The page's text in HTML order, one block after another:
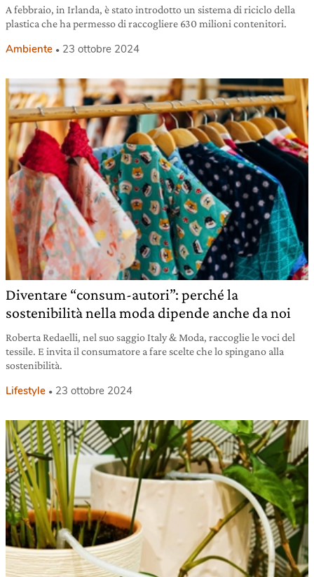
A febbraio, in Irlanda, è stato introdotto un sistema di riciclo della
plastica che ha permesso di raccogliere 630 milioni contenitori.
Ambiente 23 ottobre 2024
Diventare “consum-autori”: perché la
sostenibilità nella moda dipende anche da noi
Roberta Redaelli, nel suo saggio Italy & Moda, raccoglie le voci del
tessile. E invita il consumatore a fare scelte che lo spingano alla
sostenibilità.
Lifestyle 23 ottobre 2024